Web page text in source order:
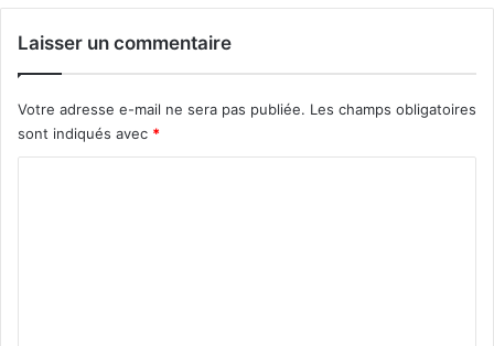
Laisser un commentaire
Votre adresse e-mail ne sera pas publiée. Les champs obligatoires
sont indiqués avec *